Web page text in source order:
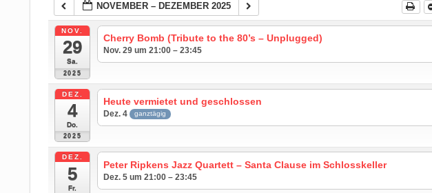
NOVEMBER – DEZEMBER 2025
NOV.
29
Sa.
2025
Cherry Bomb (Tribute to the 80’s – Unplugged)
Nov. 29 um 21:00 – 23:45
DEZ.
4
Do.
2025
Heute vermietet und geschlossen
Dez. 4 ganztägig
DEZ.
5
Fr.
Peter Ripkens Jazz Quartett – Santa Clause im Schlosskeller
Dez. 5 um 21:00 – 23:45